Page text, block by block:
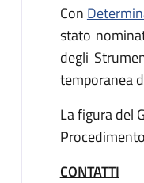
Con
stato
degli
temporanea
La figura del
CONTATTI